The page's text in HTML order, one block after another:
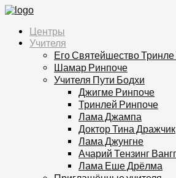
Центры
Учителя
Его Святейшество
Шамар Ринпоче
Учителя Пути Бодхи
Джигме Ринпоче
Тринлей Ринпоче
Лама Джампа
Доктор Тина Дражчик
Лама Джунгне
Ачарий Тензинг
Лама Еше Дрёлма